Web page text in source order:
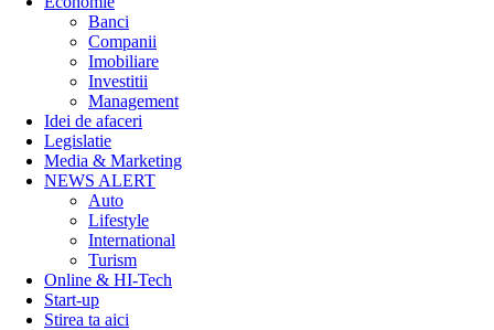
Banci
Companii
Imobiliare
Investitii
Management
Idei de afaceri
Legislatie
Media & Marketing
NEWS ALERT
Auto
Lifestyle
International
Turism
Online & HI-Tech
Start-up
Stirea ta aici